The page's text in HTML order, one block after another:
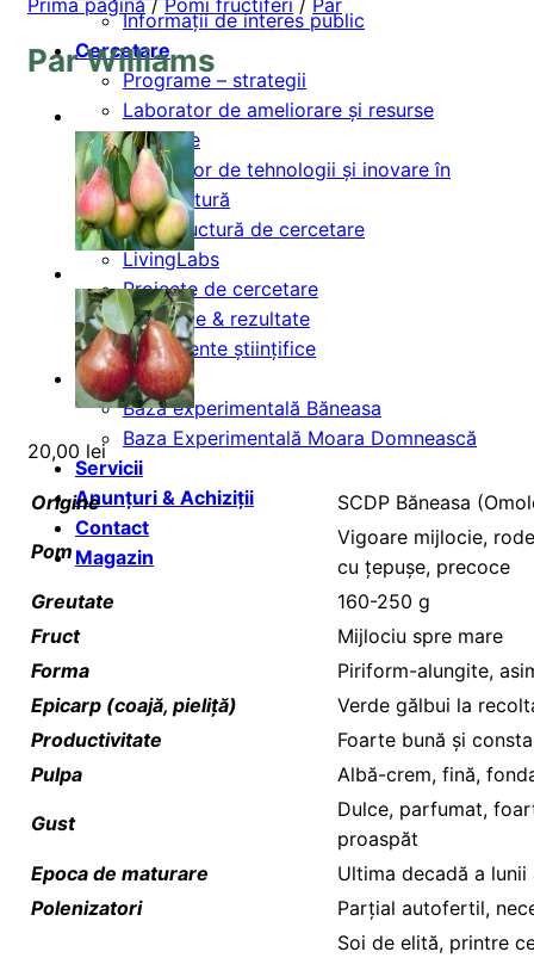
Informații de interes public
Cercetare
Programe – strategii
Laborator de ameliorare și resurse
genetice
Laborator de tehnologii și inovare în
pomicultură
Infrastructură de cercetare
LivingLabs
Proiecte de cercetare
Rapoarte & rezultate
Evenimente științifice
Dezvoltare
Baza experimentală Băneasa
Baza Experimentală Moara Domnească
Servicii
Anunțuri & Achiziții
Contact
Magazin
Prima pagină / Pomi fructiferi / Par
Par Williams
20,00 lei
Origine SCDP Băneasa
Pom
Vigoare mijlocie,
cu țepușe, precoce
Greutate
160-250 g
Fruct
Mijlociu spre mare
Forma
Piriform-alungite,
Epicarp (coajă, pieliță)
Verde gălbui la
Productivitate
Foarte bună și
Pulpa
Albă-crem, fină,
Gust
Dulce, parfumat,
proaspăt
Epoca de maturare
Ultima decadă a
Polenizatori
Parțial autofertil,
Soi de elită, printre